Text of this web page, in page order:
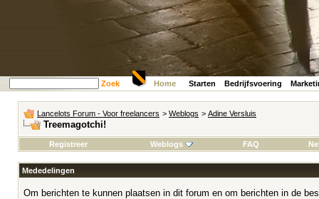
Zoek Home Starten Bedrijfsvoering
Lancelots Forum - Voor freelancers > Weblogs > Adine Versluis
Treemagotchi!
Registreer Weblogs FAQ
Mededelingen
Om berichten te kunnen plaatsen in dit forum en om berichten in de